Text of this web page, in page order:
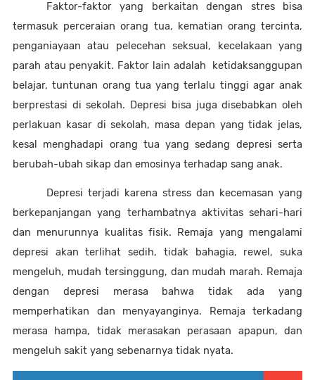
Faktor-faktor yang berkaitan dengan stres bisa
termasuk perceraian orang tua, kematian orang tercinta,
penganiayaan atau pelecehan seksual, kecelakaan yang
parah atau penyakit. Faktor lain adalah  ketidaksanggupan
belajar, tuntunan orang tua yang terlalu tinggi agar anak
berprestasi di sekolah. Depresi bisa juga disebabkan oleh
perlakuan kasar di sekolah, masa depan yang tidak jelas,
kesal menghadapi orang tua yang sedang depresi serta
berubah-ubah sikap dan emosinya terhadap sang anak.
Depresi terjadi karena stress dan kecemasan yang
berkepanjangan yang terhambatnya aktivitas sehari-hari
dan menurunnya kualitas fisik. Remaja yang mengalami
depresi akan terlihat sedih, tidak bahagia, rewel, suka
mengeluh, mudah tersinggung, dan mudah marah. Remaja
dengan depresi merasa bahwa tidak ada yang
memperhatikan dan menyayanginya. Remaja terkadang
merasa hampa, tidak merasakan perasaan apapun, dan
mengeluh sakit yang sebenarnya tidak nyata.